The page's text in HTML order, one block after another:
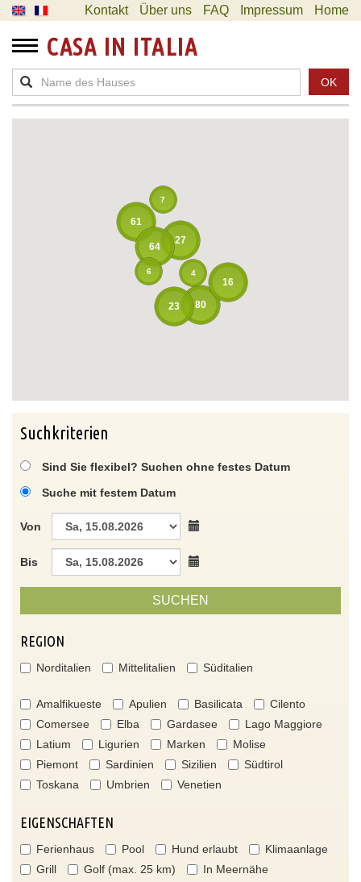
Kontakt Über uns FAQ Impressum Home
CASA IN ITALIA
OK
80
16
61
27
64
23
4
6
7
Suchkriterien
Sind Sie flexibel? Suchen ohne festes Datum
Suche mit festem Datum
Von
Bis
SUCHEN
REGION
Norditalien Mittelitalien Süditalien
Amalfikueste Apulien Basilicata
Cilento
Comersee
Elba Gardasee
Lago Maggiore
Latium
Ligurien Marken
Molise
Piemont
Sardinien Sizilien
Südtirol
Toskana
Umbrien Venetien
EIGENSCHAFTEN
Ferienhaus Pool Hund erlaubt
Klimaanlage
Grill
Golf (max. 25 km)
In Meernähe